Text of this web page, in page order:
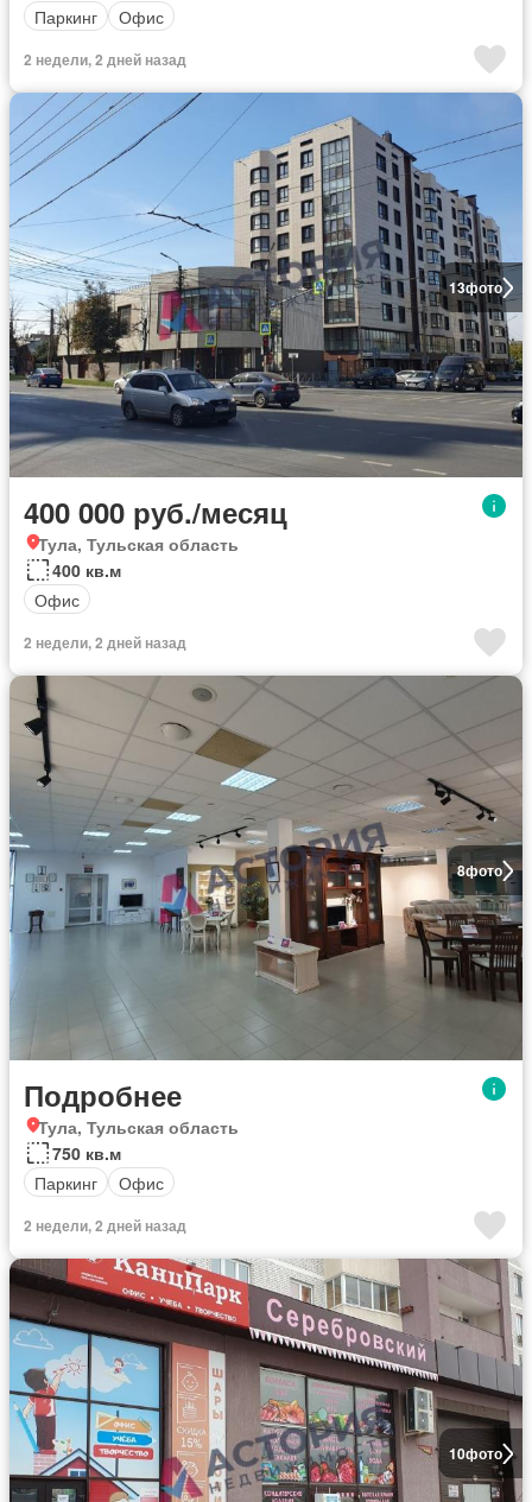
Паркинг
Офис
2 недели, 2 дней назад
13фото
400 000 руб./месяц
Тула, Тульская область
400 кв.м
Офис
2 недели, 2 дней назад
8фото
Подробнее
Тула, Тульская область
750 кв.м
Паркинг
Офис
2 недели, 2 дней назад
10фото